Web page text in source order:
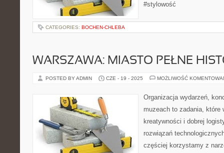
#stylowość
CATEGORIES: BOCHEN-CHLEBA
WARSZAWA: MIASTO PEŁNE
POSTED BY ADMIN CZE - 19 - 2025 MOŻLIWOŚĆ
Organizacja wydarzeń,
muzeach to zadania, które
kreatywności i dobrej
rozwiązań
częściej korzystamy z